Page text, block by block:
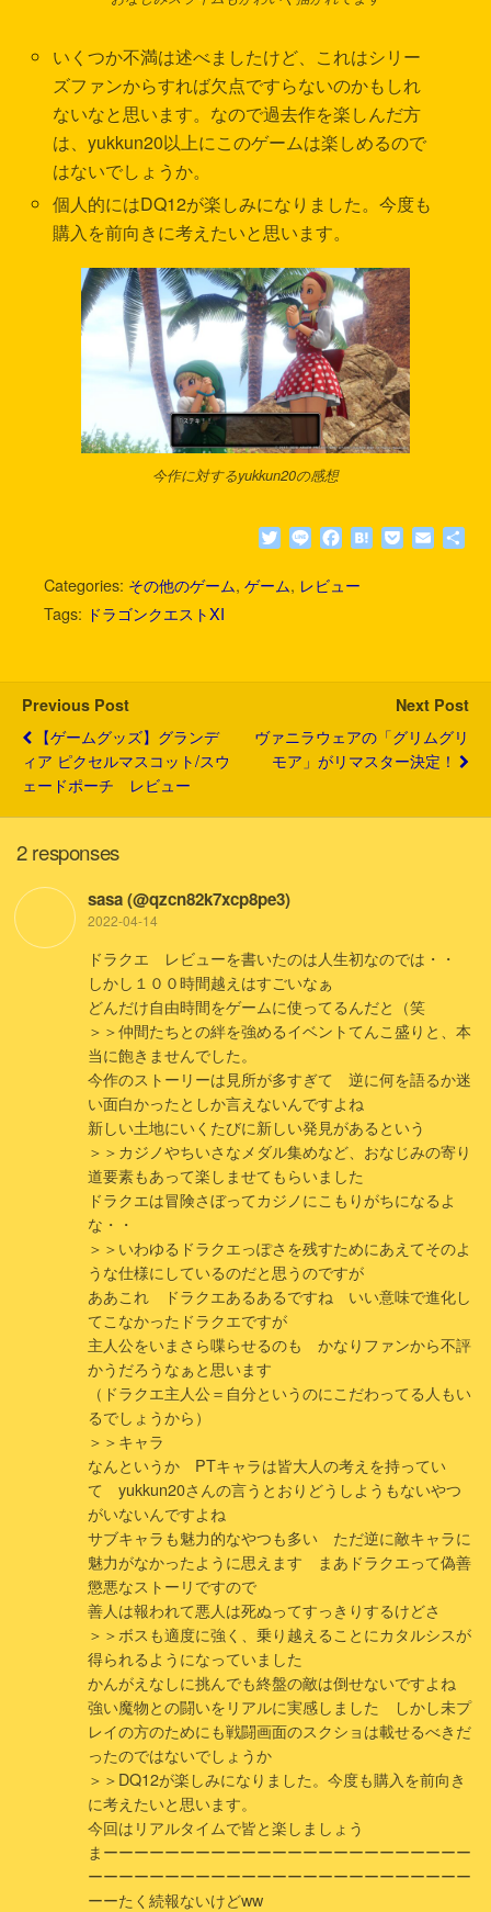
いくつか不満は述べましたけど、これはシリー
ズファンからすれば欠点ですらないのかもしれ
ないなと思います。なので過去作を楽しんだ方
は、yukkun20以上にこのゲームは楽しめるので
はないでしょうか。
個人的にはDQ12が楽しみになりました。今度も
購入を前向きに考えたいと思います。
今作に対するyukkun20の感想
T
i
L
n
F
c
H
P
E
Categories: その他のゲーム, ゲーム, レビュー
Tags: ドラゴンクエストXI
Previous Post
【ゲームグッズ】グランデ
ィア ピクセルマスコット/スウ
ェードポーチ レビュー
Next Post
ヴァニラウェアの「グリムグリ
モア」がリマスター決定！
2 responses
sasa (@qzcn82k7xcp8pe3)
2022-04-14
ドラクエ レビューを書いたのは人生初なのでは・・
しかし１００時間越えはすごいなぁ
どんだけ自由時間をゲームに使ってるんだと（笑
＞＞仲間たちとの絆を強めるイベントてんこ盛りと、本
当に飽きませんでした。
今作のストーリーは見所が多すぎて 逆に何を語るか迷
い面白かったとしか言えないんですよね
新しい土地にいくたびに新しい発見があるという
＞＞カジノやちいさなメダル集めなど、おなじみの寄り
道要素もあって楽しませてもらいました
ドラクエは冒険さぼってカジノにこもりがちになるよ
な・・
＞＞いわゆるドラクエっぽさを残すためにあえてそのよ
うな仕様にしているのだと思うのですが
ああこれ ドラクエあるあるですね いい意味で進化し
てこなかったドラクエですが
主人公をいまさら喋らせるのも かなりファンから不評
かうだろうなぁと思います
（ドラクエ主人公＝自分というのにこだわってる人もい
るでしょうから）
＞＞キャラ
なんというか PTキャラは皆大人の考えを持ってい
て yukkun20さんの言うとおりどうしようもないやつ
がいないんですよね
サブキャラも魅力的なやつも多い ただ逆に敵キャラに
魅力がなかったように思えます まあドラクエって偽善
懲悪なストーリですので
善人は報われて悪人は死ぬってすっきりするけどさ
＞＞ボスも適度に強く、乗り越えることにカタルシスが
得られるようになっていました
かんがえなしに挑んでも終盤の敵は倒せないですよね
強い魔物との闘いをリアルに実感しました しかし未プ
レイの方のためにも戦闘画面のスクショは載せるべきだ
ったのではないでしょうか
＞＞DQ12が楽しみになりました。今度も購入を前向き
に考えたいと思います。
今回はリアルタイムで皆と楽しましょう
まーーーーーーーーーーーーーーーーーーーーーーーー
ーーーーーーーーーーーーーーーーーーーーーーーーー
ーーたく続報ないけどww